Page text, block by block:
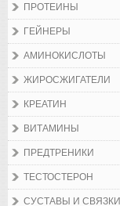
ПРОТЕИНЫ
ГЕЙНЕРЫ
АМИНОКИСЛОТЫ
ЖИРОСЖИГАТЕЛИ
КРЕАТИН
ВИТАМИНЫ
ПРЕДТРЕНИКИ
ТЕСТОСТЕРОН
СУСТАВЫ И СВЯЗКИ